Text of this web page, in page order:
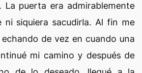
La puerta era admirablemente
ni siquiera sacudirla. Al fin me
de vez en cuando una
mi camino y después de